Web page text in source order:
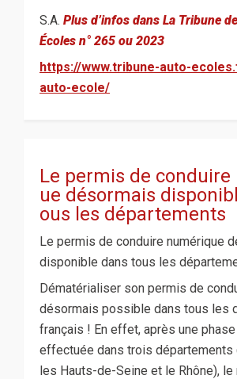
S.A. Plus d’infos dans La Tribune
Écoles n° 265 ou 2023
https://www.tribune-auto-
auto-ecole/
Le permis de
ue désormais
ous les départements
Le permis de conduire numérique
disponible dans tous les
Dématérialiser son permis de
désormais possible dans tous les
français ! En effet, après une
effectuée dans trois départements
les Hauts-de-Seine et le Rhône),